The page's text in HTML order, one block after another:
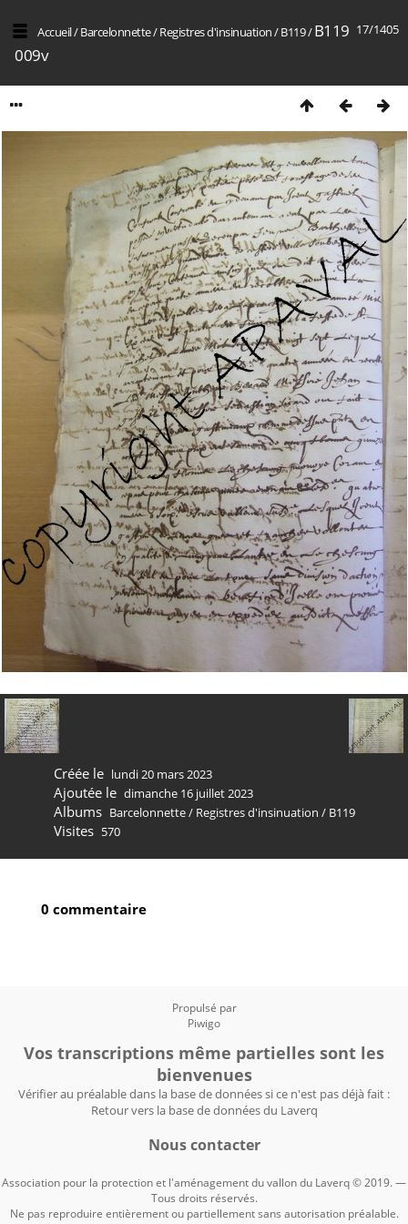
17/1405
Accueil/Barcelonnette/Registres d'insinuation/B119/B119
009v
Créée le lundi 20 mars 2023
Ajoutée le dimanche 16 juillet 2023
Albums Barcelonnette/ Registres d'insinuation / B119
Visites 570
0 commentaire
Propulsé par
Piwigo
Vos transcriptions même partielles sont les
bienvenues
Vérifier au préalable dans la base de données si ce n'est pas déjà fait :
Retour vers la base de données du Laverq
Nous contacter
Association pour la protection et l'aménagement du vallon du Laverq © 2019. —
Tous droits réservés.
Ne pas reproduire entièrement ou partiellement sans autorisation préalable.